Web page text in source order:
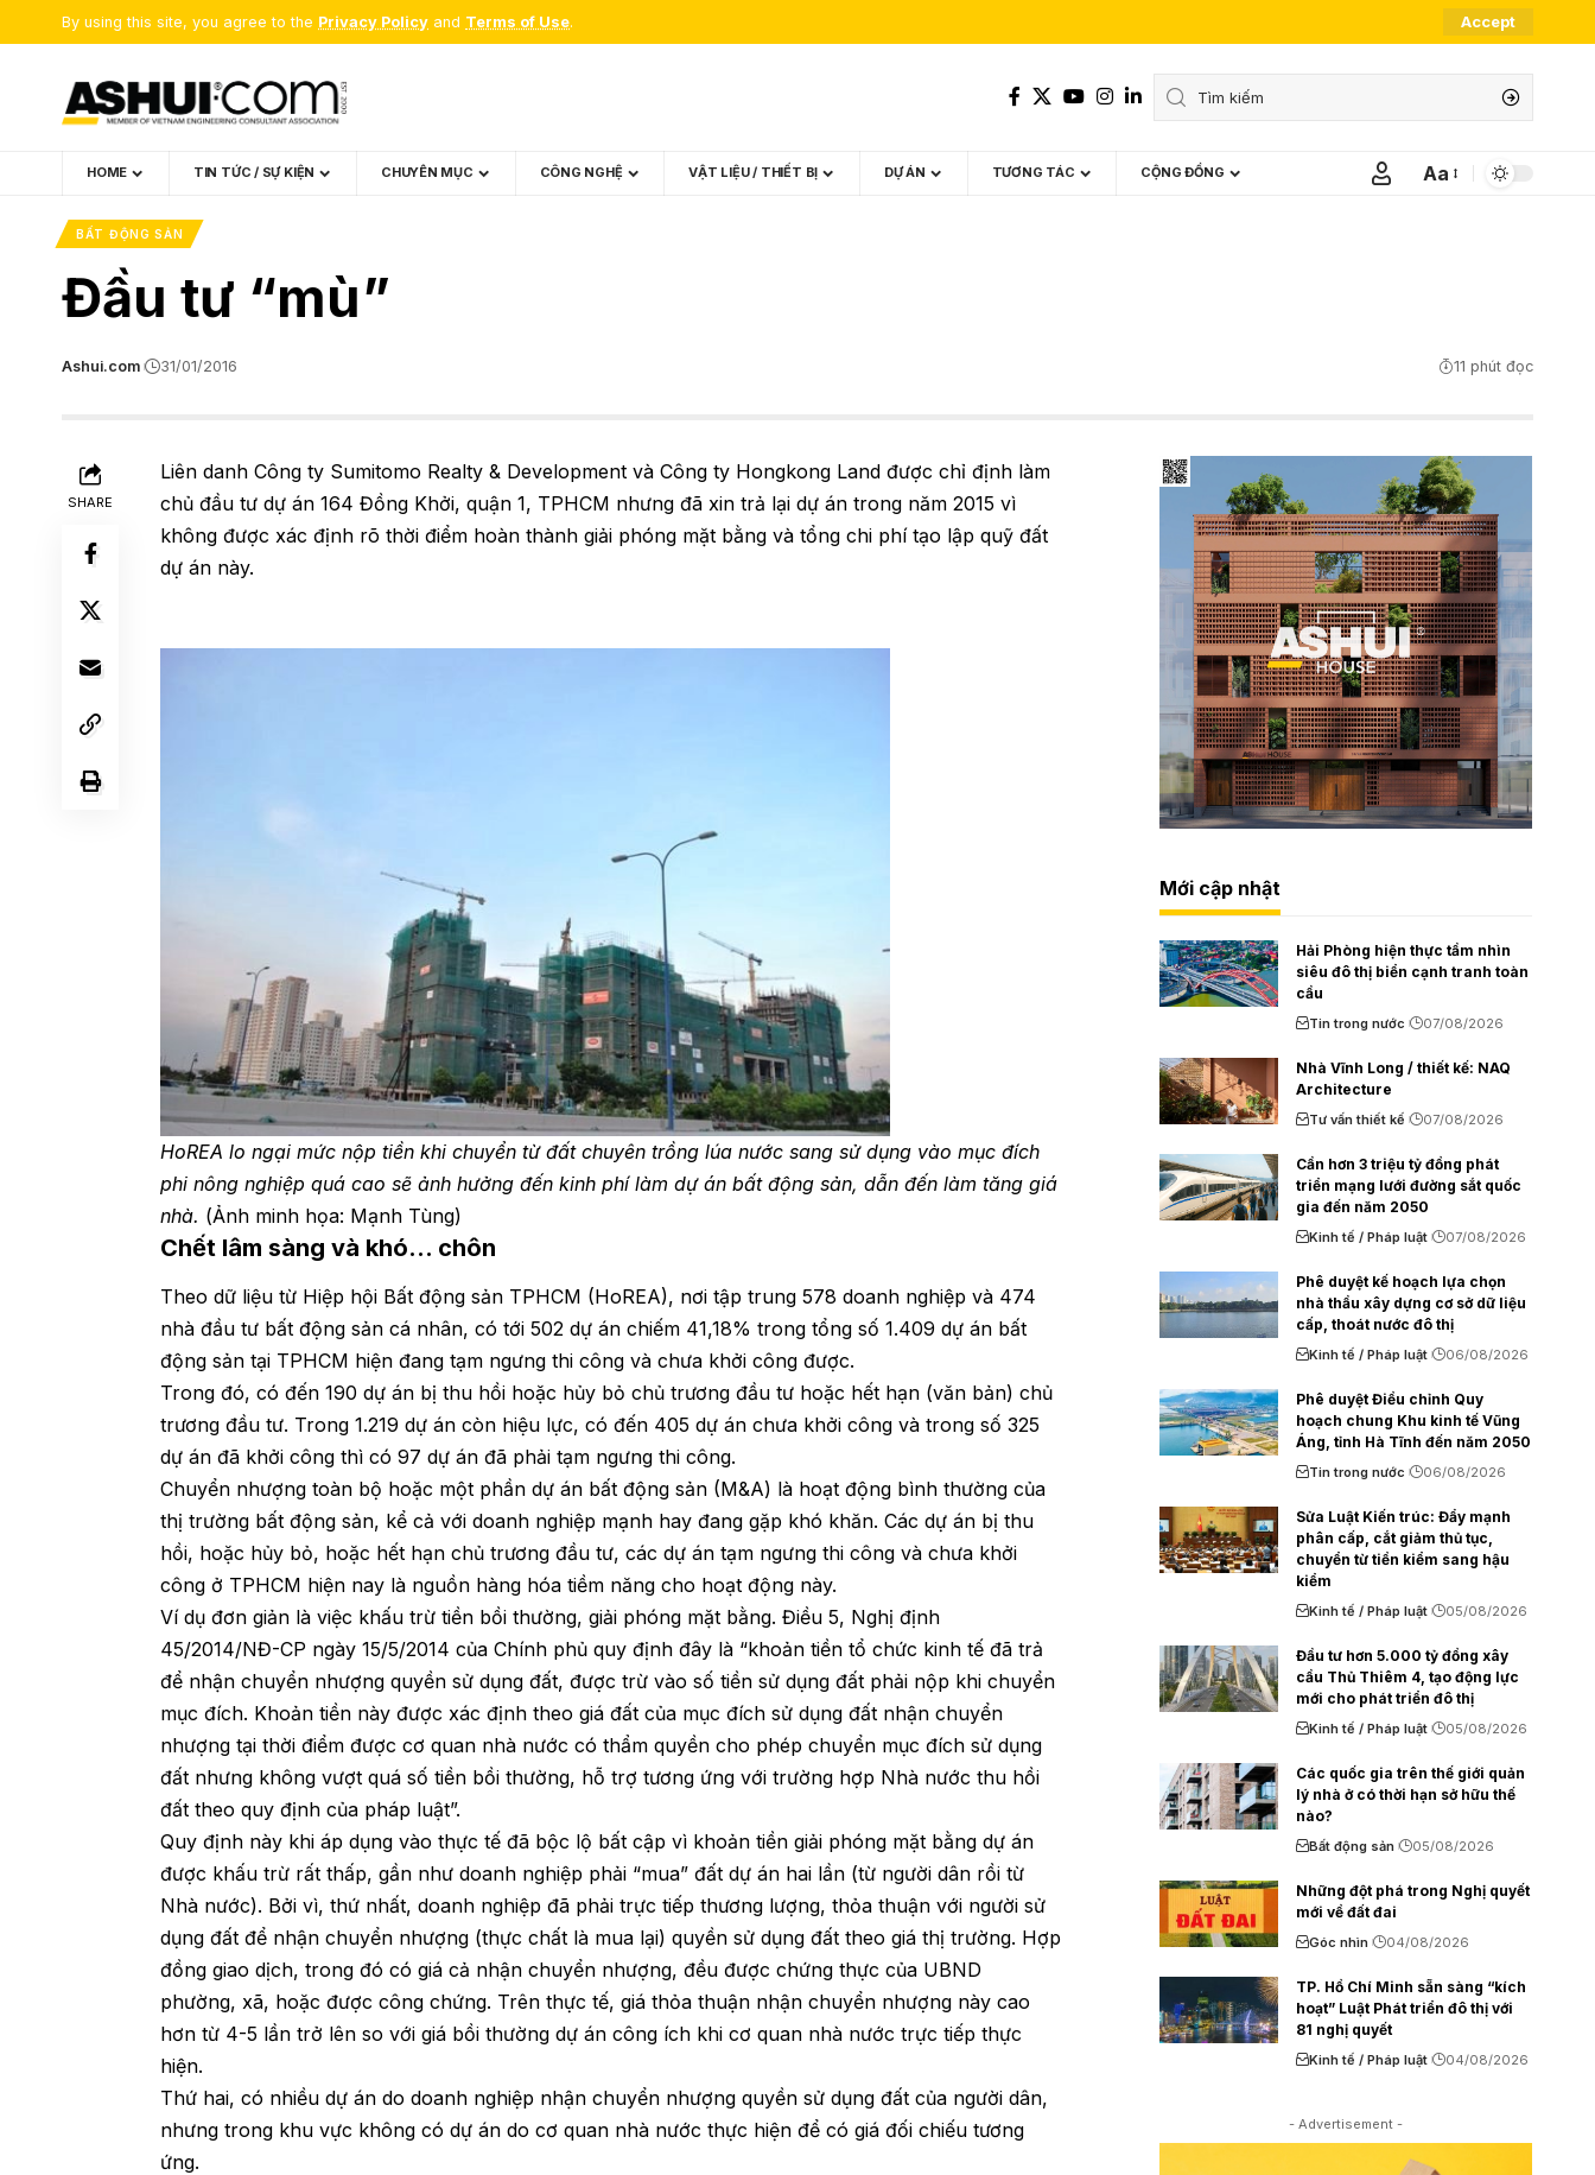
By using this site, you agree to the Privacy Policy and Terms of Use. Accept
HOME TIN TỨC / SỰ KIỆN CHUYÊN MỤC CÔNG NGHỆ VẬT LIỆU / THIẾT BỊ DỰ ÁN TƯƠNG TÁC CỘNG ĐỒNG
Font
Aa
BẤT ĐỘNG SẢN
Đầu tư “mù”
Ashui.com 31/01/2016 11 phút đọc
SHARE
Liên danh Công ty Sumitomo Realty & Development và Công ty Hongkong Land được chỉ định làm
chủ đầu tư dự án 164 Đồng Khởi, quận 1, TPHCM nhưng đã xin trả lại dự án trong năm 2015 vì
không được xác định rõ thời điểm hoàn thành giải phóng mặt bằng và tổng chi phí tạo lập quỹ đất
dự án này.
HoREA lo ngại mức nộp tiền khi chuyển từ đất chuyên trồng lúa nước sang sử dụng vào mục đích
phi nông nghiệp quá cao sẽ ảnh hưởng đến kinh phí làm dự án bất động sản, dẫn đến làm tăng giá
nhà. (Ảnh minh họa: Mạnh Tùng)
Chết lâm sàng và khó… chôn
Theo dữ liệu từ Hiệp hội Bất động sản TPHCM (HoREA), nơi tập trung 578 doanh nghiệp và 474
nhà đầu tư bất động sản cá nhân, có tới 502 dự án chiếm 41,18% trong tổng số 1.409 dự án bất
động sản tại TPHCM hiện đang tạm ngưng thi công và chưa khởi công được.
Trong đó, có đến 190 dự án bị thu hồi hoặc hủy bỏ chủ trương đầu tư hoặc hết hạn (văn bản) chủ
trương đầu tư. Trong 1.219 dự án còn hiệu lực, có đến 405 dự án chưa khởi công và trong số 325
dự án đã khởi công thì có 97 dự án đã phải tạm ngưng thi công.
Chuyển nhượng toàn bộ hoặc một phần dự án bất động sản (M&A) là hoạt động bình thường của
thị trường bất động sản, kể cả với doanh nghiệp mạnh hay đang gặp khó khăn. Các dự án bị thu
hồi, hoặc hủy bỏ, hoặc hết hạn chủ trương đầu tư, các dự án tạm ngưng thi công và chưa khởi
công ở TPHCM hiện nay là nguồn hàng hóa tiềm năng cho hoạt động này.
Ví dụ đơn giản là việc khấu trừ tiền bồi thường, giải phóng mặt bằng. Điều 5, Nghị định
45/2014/NĐ-CP ngày 15/5/2014 của Chính phủ quy định đây là “khoản tiền tổ chức kinh tế đã trả
để nhận chuyển nhượng quyền sử dụng đất, được trừ vào số tiền sử dụng đất phải nộp khi chuyển
mục đích. Khoản tiền này được xác định theo giá đất của mục đích sử dụng đất nhận chuyển
nhượng tại thời điểm được cơ quan nhà nước có thẩm quyền cho phép chuyển mục đích sử dụng
đất nhưng không vượt quá số tiền bồi thường, hỗ trợ tương ứng với trường hợp Nhà nước thu hồi
đất theo quy định của pháp luật”.
Quy định này khi áp dụng vào thực tế đã bộc lộ bất cập vì khoản tiền giải phóng mặt bằng dự án
được khấu trừ rất thấp, gần như doanh nghiệp phải “mua” đất dự án hai lần (từ người dân rồi từ
Nhà nước). Bởi vì, thứ nhất, doanh nghiệp đã phải trực tiếp thương lượng, thỏa thuận với người sử
dụng đất để nhận chuyển nhượng (thực chất là mua lại) quyền sử dụng đất theo giá thị trường. Hợp
đồng giao dịch, trong đó có giá cả nhận chuyển nhượng, đều được chứng thực của UBND
phường, xã, hoặc được công chứng. Trên thực tế, giá thỏa thuận nhận chuyển nhượng này cao
hơn từ 4-5 lần trở lên so với giá bồi thường dự án công ích khi cơ quan nhà nước trực tiếp thực
hiện.
Thứ hai, có nhiều dự án do doanh nghiệp nhận chuyển nhượng quyền sử dụng đất của người dân,
nhưng trong khu vực không có dự án do cơ quan nhà nước thực hiện để có giá đối chiếu tương
ứng.
Mới cập nhật
Hải Phòng hiện thực tầm nhìn
siêu đô thị biển cạnh tranh toàn
cầu
Tin trong nước 07/08/2026
Nhà Vĩnh Long / thiết kế: NAQ
Architecture
Tư vấn thiết kế 07/08/2026
Cần hơn 3 triệu tỷ đồng phát
triển mạng lưới đường sắt quốc
gia đến năm 2050
Kinh tế / Pháp luật 07/08/2026
Phê duyệt kế hoạch lựa chọn
nhà thầu xây dựng cơ sở dữ liệu
cấp, thoát nước đô thị
Kinh tế / Pháp luật 06/08/2026
Phê duyệt Điều chỉnh Quy
hoạch chung Khu kinh tế Vũng
Áng, tỉnh Hà Tĩnh đến năm 2050
Tin trong nước 06/08/2026
Sửa Luật Kiến trúc: Đẩy mạnh
phân cấp, cắt giảm thủ tục,
chuyển từ tiền kiểm sang hậu
kiểm
Kinh tế / Pháp luật 05/08/2026
Đầu tư hơn 5.000 tỷ đồng xây
cầu Thủ Thiêm 4, tạo động lực
mới cho phát triển đô thị
Kinh tế / Pháp luật 05/08/2026
Các quốc gia trên thế giới quản
lý nhà ở có thời hạn sở hữu thế
nào?
Bất động sản 05/08/2026
Những đột phá trong Nghị quyết
mới về đất đai
Góc nhìn 04/08/2026
TP. Hồ Chí Minh sẵn sàng “kích
hoạt” Luật Phát triển đô thị với
81 nghị quyết
Kinh tế / Pháp luật 04/08/2026
- Advertisement -